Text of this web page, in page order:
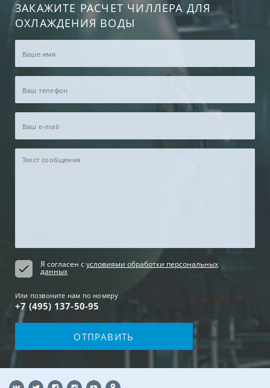
ЗАКАЖИТЕ РАСЧЕТ ЧИЛЛЕРА ДЛЯ
ОХЛАЖДЕНИЯ ВОДЫ
Я согласен сусловиями обработки персональных
данных
Или позвоните нам по номеру
+7 (495) 137-50-95